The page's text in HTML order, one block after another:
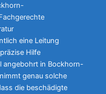
eine Leitung
Hilfe
angebohrt in Bockhorn-
genau solche
die beschädigte